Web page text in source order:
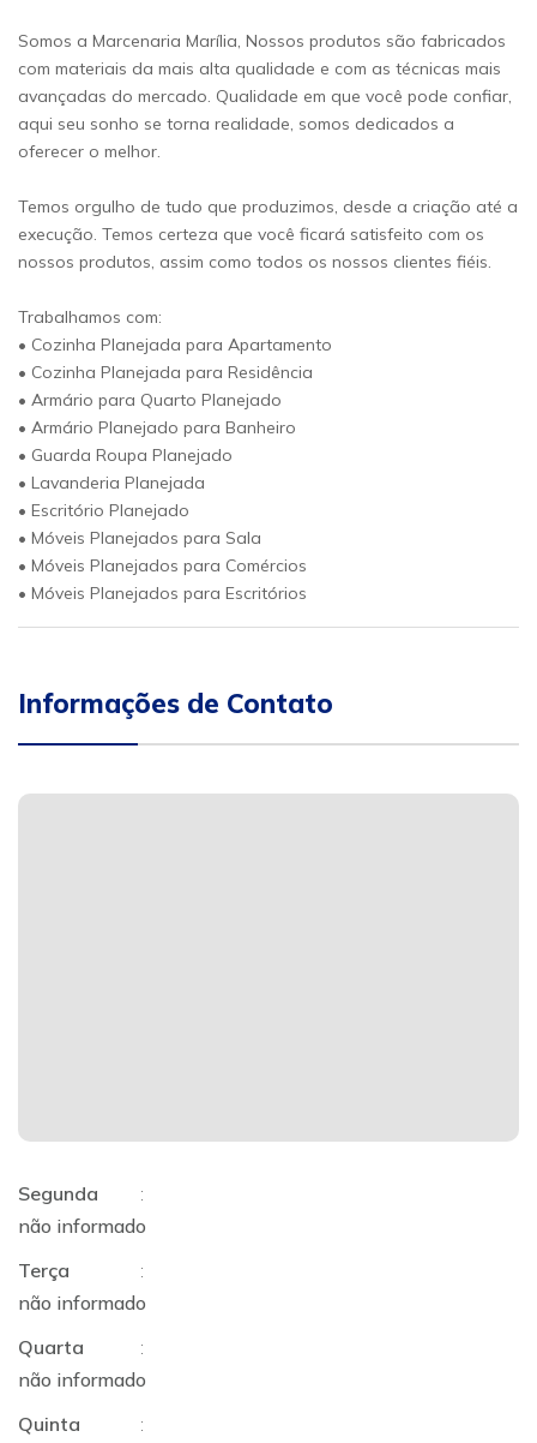
Somos a Marcenaria Marília, Nossos produtos são fabricados
com materiais da mais alta qualidade e com as técnicas mais
avançadas do mercado. Qualidade em que você pode confiar,
aqui seu sonho se torna realidade, somos dedicados a
oferecer o melhor.
Temos orgulho de tudo que produzimos, desde a criação até a
execução. Temos certeza que você ficará satisfeito com os
nossos produtos, assim como todos os nossos clientes fiéis.
Trabalhamos com:
• Cozinha Planejada para Apartamento
• Cozinha Planejada para Residência
• Armário para Quarto Planejado
• Armário Planejado para Banheiro
• Guarda Roupa Planejado
• Lavanderia Planejada
• Escritório Planejado
• Móveis Planejados para Sala
• Móveis Planejados para Comércios
• Móveis Planejados para Escritórios
Informações de Contato
Segunda
:
não informado
Terça
:
não informado
Quarta
:
não informado
Quinta
: